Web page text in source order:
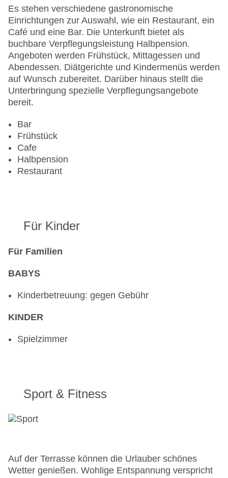
Zimmerservice
Gesamtanzahl der Stockwerke: 4
Gesamtanzahl der Zimmer: 93
Zahlungsarten: American Express, Diners Club,
EC Maestro, Mastercard, Visa
Landeskategorie: 3 Sterne
Es stehen verschiedene gastronomische
Einrichtungen zur Auswahl, wie ein Restaurant, ein
Café und eine Bar. Die Unterkunft bietet als
buchbare Verpflegungsleistung Halbpension.
Angeboten werden Frühstück, Mittagessen und
Abendessen. Diätgerichte und Kindermenüs werden
auf Wunsch zubereitet. Darüber hinaus stellt die
Unterbringung spezielle Verpflegungsangebote
bereit.
Bar
Frühstück
Cafe
Halbpension
Restaurant
Für Kinder
Für Familien
BABYS
Kinderbetreuung: gegen Gebühr
KINDER
Spielzimmer
Sport & Fitness
Auf der Terrasse können die Urlauber schönes
Wetter genießen. Wohlige Entspannung verspricht